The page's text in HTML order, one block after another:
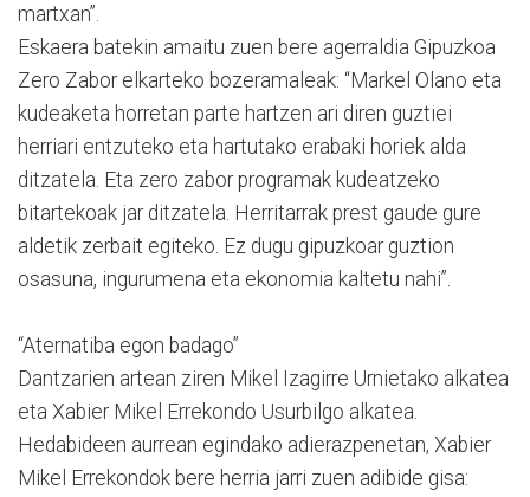
martxan”.
Eskaera batekin amaitu zuen bere agerraldia Gipuzkoa
Zero Zabor elkarteko bozeramaleak: “Markel Olano eta
kudeaketa horretan parte hartzen ari diren guztiei
herriari entzuteko eta hartutako erabaki horiek alda
ditzatela. Eta zero zabor programak kudeatzeko
bitartekoak jar ditzatela. Herritarrak prest gaude gure
aldetik zerbait egiteko. Ez dugu gipuzkoar guztion
osasuna, ingurumena eta ekonomia kaltetu nahi”.
“Aternatiba egon badago”
Dantzarien artean ziren Mikel Izagirre Urnietako alkatea
eta Xabier Mikel Errekondo Usurbilgo alkatea.
Hedabideen aurrean egindako adierazpenetan, Xabier
Mikel Errekondok bere herria jarri zuen adibide gisa: